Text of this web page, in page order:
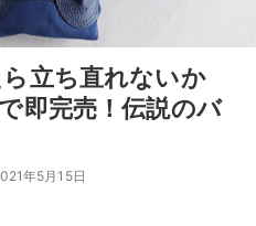
立ち直れないか
即完売！伝説のバ
年5月15日